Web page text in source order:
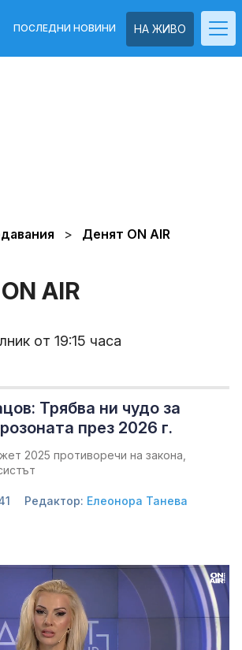
НА ЖИВО
ПОСЛЕДНИ НОВИНИ
Денят ON AIR
AIR
от 19:15 часа
Трябва ни чудо за
през 2026 г.
2025 противоречи на закона,
Редактор: Елеонора Танева